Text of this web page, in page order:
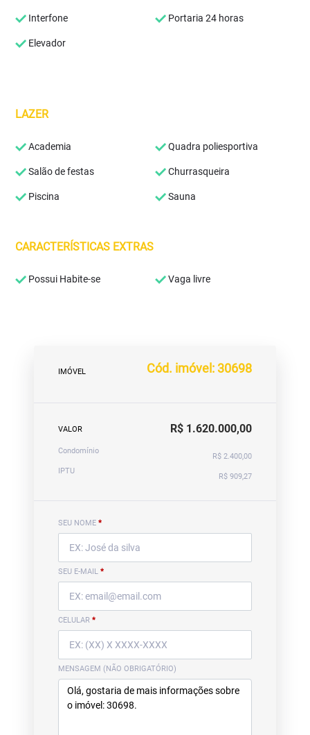
Interfone Portaria 24 horas
Elevador
LAZER
Academia Quadra poliesportiva
Salão de festas Churrasqueira
Piscina Sauna
CARACTERÍSTICAS EXTRAS
Possui Habite-se Vaga livre
IMÓVEL Cód. imóvel: 30698
VALOR R$ 1.620.000,00
Condomínio
R$ 2.400,00
IPTU
R$ 909,27
SEU NOME *
SEU E-MAIL *
CELULAR *
MENSAGEM (NÃO OBRIGATÓRIO)